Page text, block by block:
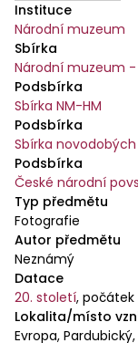
Instituce
Národní muzeum
Sbírka
Národní muzeum
Podsbírka
Sbírka NM-HM
Podsbírka
Sbírka
Podsbírka
České národní
Typ předmětu
Fotografie
Autor předmětu
Neznámý
Datace
20. století, počátek
Lokalita/místo
Evropa, Pardubický,